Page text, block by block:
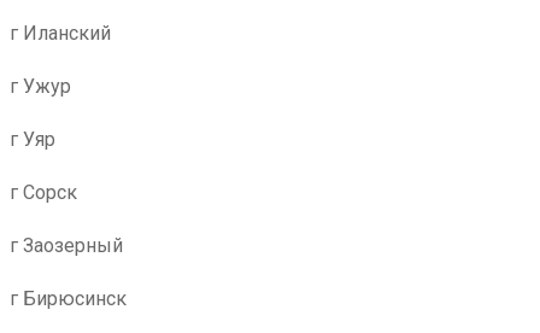
г Иланский
г Ужур
г Уяр
г Сорск
г Заозерный
г Бирюсинск